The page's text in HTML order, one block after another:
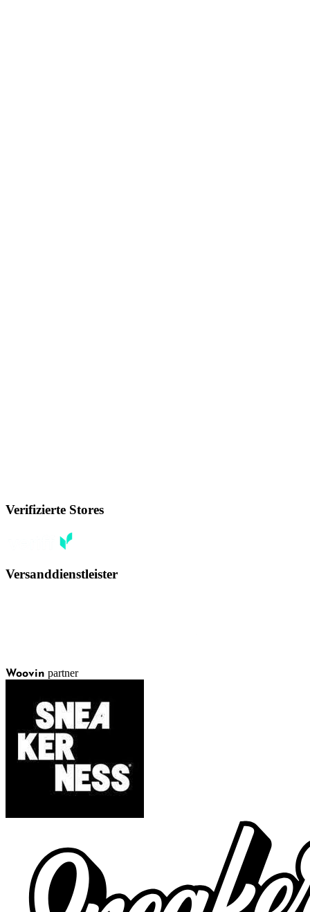
Verifizierte Stores
Versanddienstleister
Woovin partner